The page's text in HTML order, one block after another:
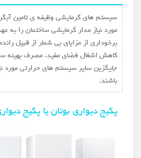
سیستم های گرمایشی وظیفه ی تامین
مورد نیاز مدار گرمایشی ساختمان را به
برخوداری از مزایای بی شمار از قبیل
کاهش اشغال فضای مفید، مصرف بهینه
جایگزین سایر سیستم های حرارتی مورد
باشند.
پکیج دیواری بوتان یا پکیج